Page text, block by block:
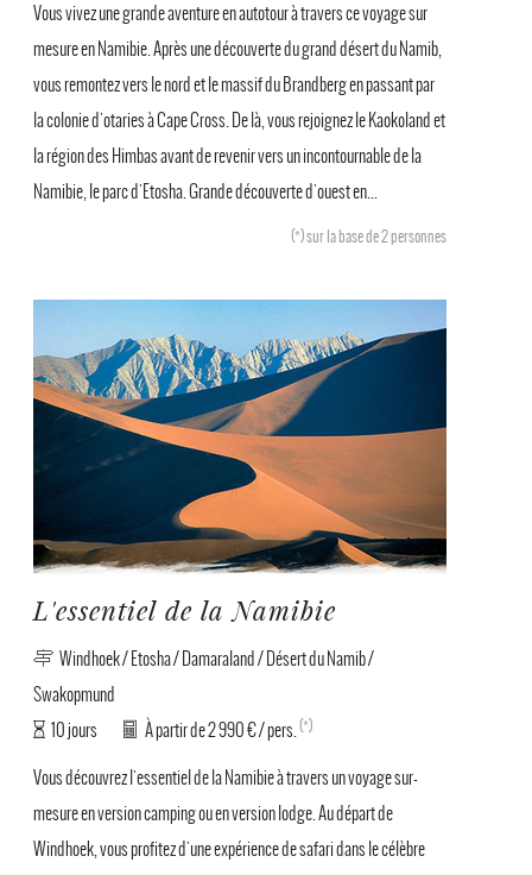
Vous vivez une grande aventure en autotour à travers ce voyage sur
mesure en Namibie. Après une découverte du grand désert du Namib,
vous remontez vers le nord et le massif du Brandberg en passant par
la colonie d'otaries à Cape Cross. De là, vous rejoignez le Kaokoland et
la région des Himbas avant de revenir vers un incontournable de la
Namibie, le parc d'Etosha. Grande découverte d'ouest en...
(*)sur la base de 2 personnes
L'essentiel de la Namibie
Windhoek / Etosha / Damaraland / Désert du Namib /
Swakopmund
10 jours
À partir de 2 990 € / pers.(*)
Vous découvrez l'essentiel de la Namibie à travers un voyage sur-
mesure en version camping ou en version lodge. Au départ de
Windhoek, vous profitez d'une expérience de safari dans le célèbre